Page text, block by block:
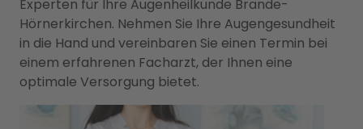
Experten für Ihre Augenheilkunde Brande-
Hörnerkirchen. Nehmen Sie Ihre Augengesundheit
in die Hand und vereinbaren Sie einen Termin bei
einem erfahrenen Facharzt, der Ihnen eine
optimale Versorgung bietet.